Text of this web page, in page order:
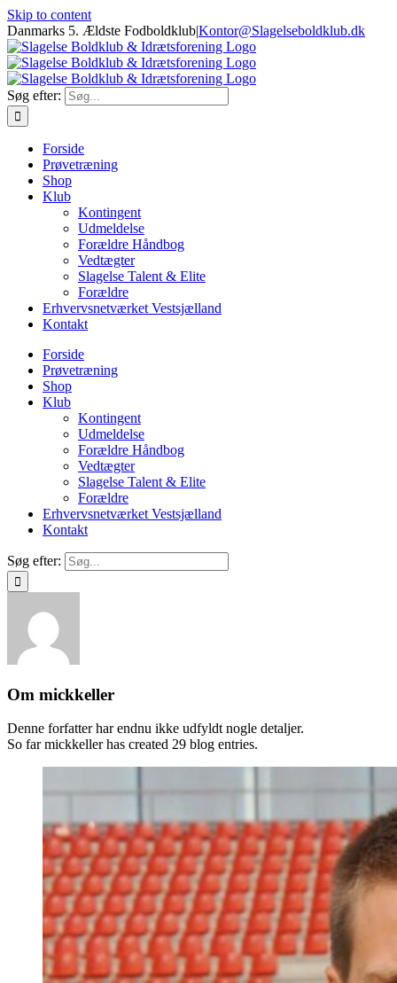
Skip to content
Danmarks 5. Ældste Fodboldklub|Kontor@Slagelseboldklub.dk
Søg efter:
Forside
Prøvetræning
Shop
Klub
Kontingent
Udmeldelse
Forældre Håndbog
Vedtægter
Slagelse Talent & Elite
Forældre
Erhvervsnetværket Vestsjælland
Kontakt
Forside
Prøvetræning
Shop
Klub
Kontingent
Udmeldelse
Forældre Håndbog
Vedtægter
Slagelse Talent & Elite
Forældre
Erhvervsnetværket Vestsjælland
Kontakt
Søg efter:
Om mickkeller
Denne forfatter har endnu ikke udfyldt nogle detaljer.
So far mickkeller has created 29 blog entries.